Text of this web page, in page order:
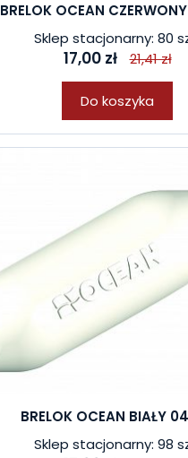
BRELOK OCEAN
Sklep stacjonarny: 80
17,00 zł 21,41 zł
Do koszyka
BRELOK OCEAN BIAŁY
Sklep stacjonarny: 98